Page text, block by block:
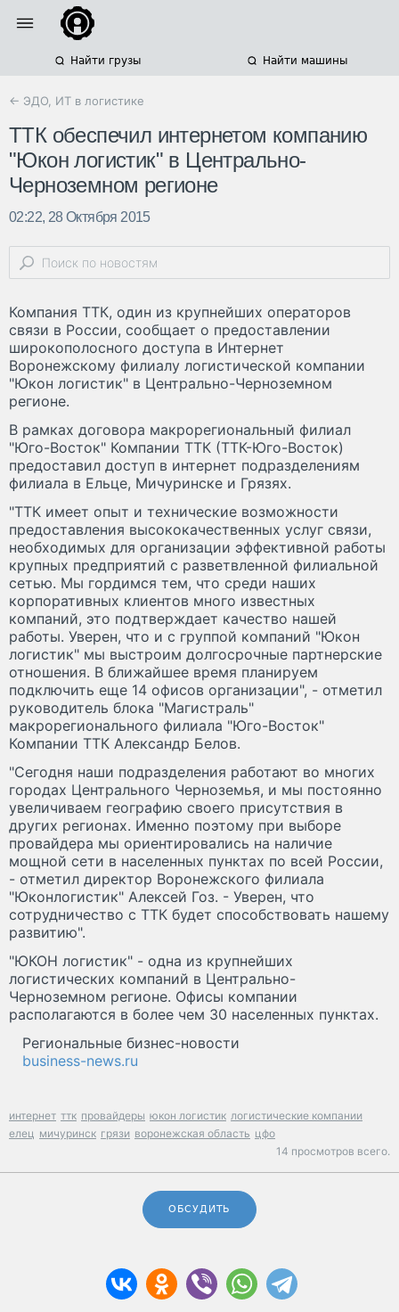
Найти грузы Найти машины
← ЭДО, ИТ в логистике
ТТК обеспечил интернетом компанию
"Юкон логистик" в Центрально-
Черноземном регионе
02:22, 28 Октября 2015
Компания ТТК, один из крупнейших операторов
связи в России, сообщает о предоставлении
широкополосного доступа в Интернет
Воронежскому филиалу логистической компании
"Юкон логистик" в Центрально-Черноземном
регионе.
В рамках договора макрорегиональный филиал
"Юго-Восток" Компании ТТК (ТТК-Юго-Восток)
предоставил доступ в интернет подразделениям
филиала в Ельце, Мичуринске и Грязях.
"ТТК имеет опыт и технические возможности
предоставления высококачественных услуг связи,
необходимых для организации эффективной работы
крупных предприятий с разветвленной филиальной
сетью. Мы гордимся тем, что среди наших
корпоративных клиентов много известных
компаний, это подтверждает качество нашей
работы. Уверен, что и с группой компаний "Юкон
логистик" мы выстроим долгосрочные партнерские
отношения. В ближайшее время планируем
подключить еще 14 офисов организации", - отметил
руководитель блока "Магистраль"
макрорегионального филиала "Юго-Восток"
Компании ТТК Александр Белов.
"Сегодня наши подразделения работают во многих
городах Центрального Черноземья, и мы постоянно
увеличиваем географию своего присутствия в
других регионах. Именно поэтому при выборе
провайдера мы ориентировались на наличие
мощной сети в населенных пунктах по всей России,
- отметил директор Воронежского филиала
"Юконлогистик" Алексей Гоз. - Уверен, что
сотрудничество с ТТК будет способствовать нашему
развитию".
"ЮКОН логистик" - одна из крупнейших
логистических компаний в Центрально-
Черноземном регионе. Офисы компании
располагаются в более чем 30 населенных пунктах.
Региональные бизнес-новости
business-news.ru
интернет ттк провайдеры юкон логистик логистические компании
елец мичуринск грязи воронежская область цфо
14 просмотров всего.
ОБСУДИТЬ